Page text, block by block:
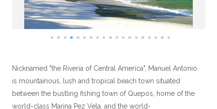
Nicknamed "the Riveria of Central America", Manuel Antonio
is mountainous, lush and tropical beach town situated
between the bustling fishing town of Quepos, home of the
world-class Marina Pez Vela, and the world-